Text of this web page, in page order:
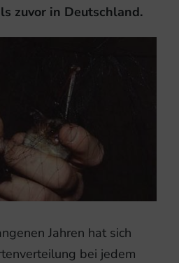
zuvor in Deutschland.
Jahren hat sich
bei jedem